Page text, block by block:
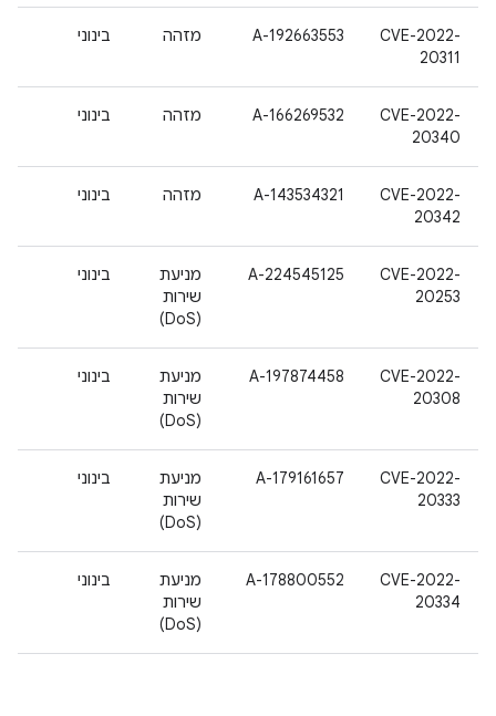
CVE-2022-
20311
A-192663553 מזהה בינוני
CVE-2022-
20340
A-166269532 מזהה בינוני
CVE-2022-
20342
A-143534321 מזהה בינוני
CVE-2022-
20253
A-224545125
מניעת
שירות
(DoS)
בינוני
CVE-2022-
20308
A-197874458
מניעת
שירות
(DoS)
בינוני
CVE-2022-
20333
A-179161657
מניעת
שירות
(DoS)
בינוני
CVE-2022-
20334
A-178800552
מניעת
שירות
(DoS)
בינוני